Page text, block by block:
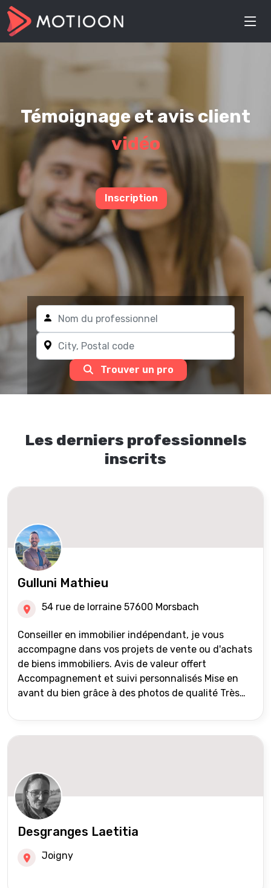
Témoignage et avis client
vidéo
Inscription
Trouver un pro
Les derniers professionnels
inscrits
Gulluni Mathieu
54 rue de lorraine 57600 Morsbach
Conseiller en immobilier indépendant, je vous
accompagne dans vos projets de vente ou d'achats
de biens immobiliers. Avis de valeur offert
Accompagnement et suivi personnalisés Mise en
avant du bien grâce à des photos de qualité Très
international) Validation du financement des
acquéreurs auprès de partenaires financiers
réseau Iad France et Iad Deutschland Inter agence
Desgranges Laetitia
Joigny